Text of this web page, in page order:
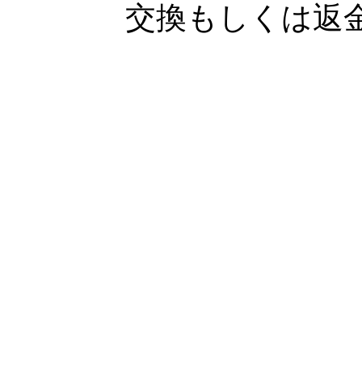
交換もしくは返